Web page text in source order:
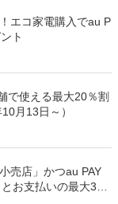
エコ家電購入でau P
ト
で使える最大20％割
月13日～）
売店」かつau PAY
お支払いの最大3